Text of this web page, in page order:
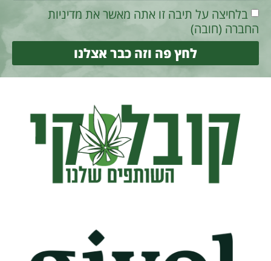
בלחיצה על תיבה זו אתה מאשר את מדיניות
החברה (חובה)
לחץ פה וזה כבר אצלנו